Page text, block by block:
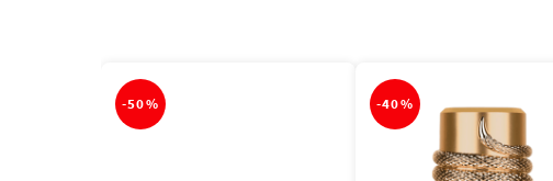
-50% -40%